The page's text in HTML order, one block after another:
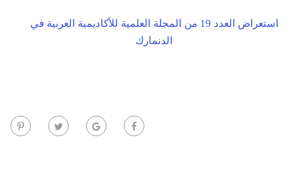
استعراض العدد 19 من المجلة العلمية للأكاديمية العربية في
الدنمارك